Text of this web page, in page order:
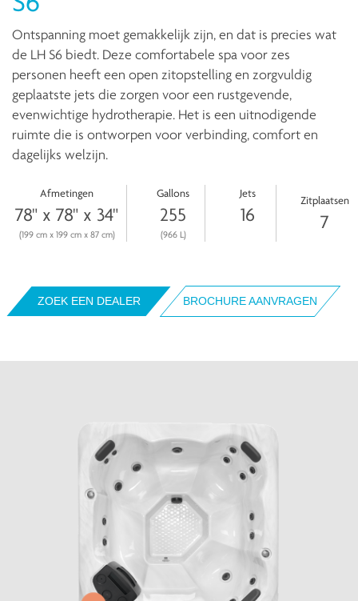
Ontspanning moet gemakkelijk zijn, en dat is precies wat
de LH S6 biedt. Deze comfortabele spa voor zes
personen heeft een open zitopstelling en zorgvuldig
geplaatste jets die zorgen voor een rustgevende,
evenwichtige hydrotherapie. Het is een uitnodigende
ruimte die is ontworpen voor verbinding, comfort en
dagelijks welzijn.
Afmetingen
78" x 78" x 34"
(199 cm x 199 cm x 87 cm)
Gallons
255
(966 L)
Jets
16
Zitplaatsen
7
ZOEK EEN DEALER BROCHURE AANVRAGEN